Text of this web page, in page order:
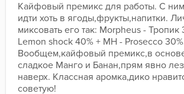
Кайфовый премикс для работы. С
идти хоть в ягоды,фрукты,напитки.
миксовать его так: Morpheus - Тропик
Lemon shock 40% + MH - Prosecco
Вообщем,кайфовый премикс,в
сладкое Манго и Банан,прям явно
наверх. Классная аромка,дико
советую!